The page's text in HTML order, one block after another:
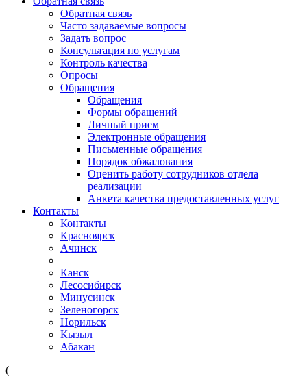
Обратная связь
Часто задаваемые вопросы
Задать вопрос
Консультация по услугам
Контроль качества
Опросы
Обращения
Обращения
Формы обращений
Личный прием
Электронные обращения
Письменные обращения
Порядок обжалования
Оценить работу сотрудников отдела
реализации
Анкета качества предоставленных услуг
Контакты
Контакты
Красноярск
Ачинск
Канск
Лесосибирск
Минусинск
Зеленогорск
Норильск
Кызыл
Абакан
(